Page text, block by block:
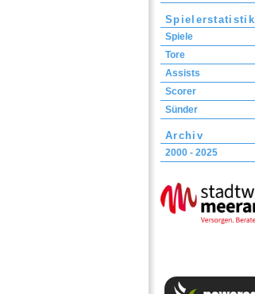
Spielerstatistik
Spiele
Tore
Assists
Scorer
Sünder
Archiv
2000 - 2025